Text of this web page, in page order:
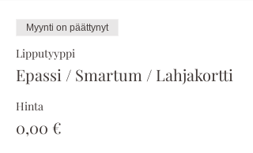
Myynti on päättynyt
Lipputyyppi
Epassi / Smartum / Lahjakortti
Hinta
0,00 €